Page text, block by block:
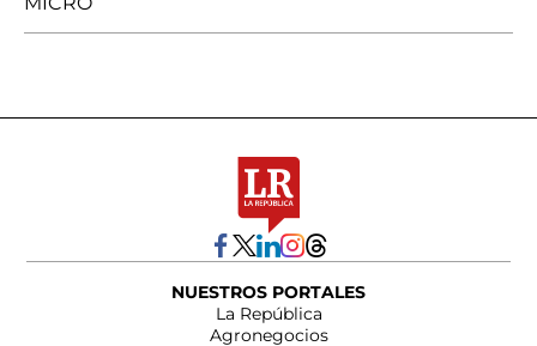
NUESTROS PORTALES
La República
Agronegocios